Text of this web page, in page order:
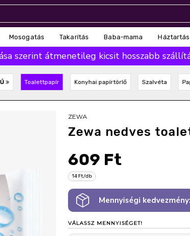
Mosogatás Takarítás Baba-mama Háztartás
szerint átmenetileg kicsit hosszabb
Toalettpapír Konyhai papírtörlő Szalvéta
ZEWA
Zewa nedves
609 Ft
14 Ft/db
Mennyiségi kedvezmény:
VÁLASSZ MENNYISÉGET!